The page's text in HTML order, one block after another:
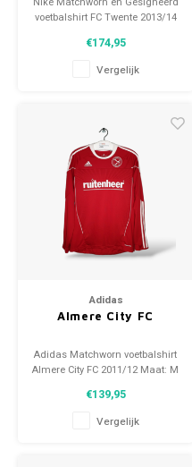
voetbalshirt FC Twente 2013/14
(gebruikt)
€174,95
Vergelijk
Adidas
Almere City FC
Adidas Matchworn voetbalshirt
Almere City FC 2011/12 Maat: M
(gebruikt)
€139,95
Vergelijk